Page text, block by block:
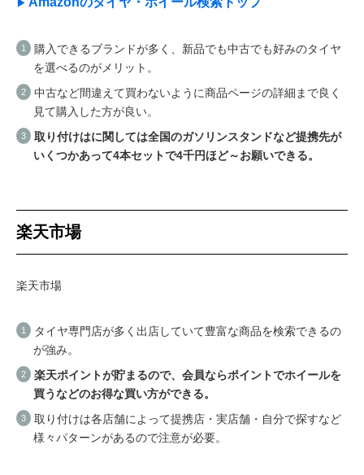
購入できるブランドが多く、新品でも中古でも好みのタイヤ
を選べるのがメリット。
中古など間違えて買わないように商品ページの詳細まで良く
見て購入した方が良い。
取り付けはに関しては全国のガソリンスタンドなど提携先が
いくつかあって4本セットで4千円ほど～お願いできる。
楽天市場
楽天市場
タイヤ専門店が多く出店していて豊富な商品を検索できるの
が強み。
楽天ポイントが貯まるので、会員ならポイントでホイールを
買うなどのお得な買い方ができる。
取り付けは各店舗によって提携店・実店舗・自分で探すなど
様々パターンがあるので注意が必要。